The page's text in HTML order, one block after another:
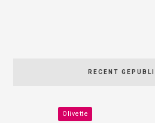
RECENT
Olivette